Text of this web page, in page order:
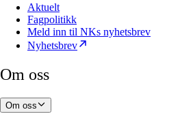
Aktuelt
Fagpolitikk
Meld inn til NKs nyhetsbrev
Nyhetsbrev
Om oss
Om oss